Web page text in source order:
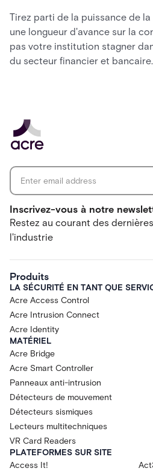
Tirez parti de la puissance de
une longueur d'avance sur la
pas votre institution stagner
du secteur financier et bancaire.
Inscrivez-vous à notre
Restez au courant des
l'industrie
Produits
LA SÉCURITÉ EN TANT QUE
Acre Access Control
Acre Intrusion Connect
Acre Identity
MATÉRIEL
Acre Bridge
Acre Smart Controller
Panneaux anti-intrusion
Détecteurs de mouvement
Détecteurs sismiques
Lecteurs multitechniques
VR Card Readers
PLATEFORMES SUR SITE
Access It!